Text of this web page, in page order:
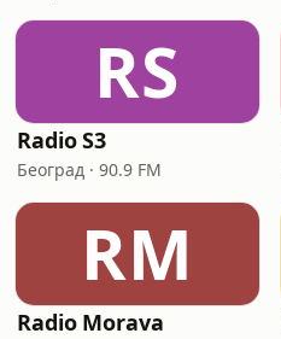
RS
Radio S3
Београд · 90.9 FM
RM
Radio Morava